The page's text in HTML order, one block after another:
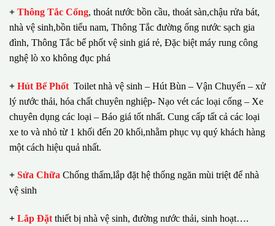
+ Thông Tắc Cống, thoát nước bồn cầu, thoát sàn,chậu rửa bát,
nhà vệ sinh,bồn tiểu nam, Thông Tắc đường ống nước sạch gia
đình, Thông Tắc bể phốt vệ sinh giá rẻ, Đặc biệt máy rung công
nghệ lò xo không đục phá
+ Hút Bể Phốt Toilet nhà vệ sinh – Hút Bùn – Vận Chuyển – xử
lý nước thải, hóa chất chuyên nghiệp- Nạo vét các loại cống – Xe
chuyên dụng các loại – Báo giá tốt nhất. Cung cấp tất cả các loại
xe to và nhỏ từ 1 khối đến 20 khối,nhằm phục vụ quý khách hàng
một cách hiệu quả nhất.
+ Sửa Chữa Chống thấm,lắp đặt hệ thống ngăn mùi triệt để nhà
vệ sinh
+ Lắp Đặt thiết bị nhà vệ sinh, đường nước thải, sinh hoạt….